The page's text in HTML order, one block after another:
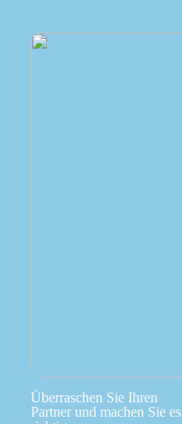
Überraschen Sie Ihren
Partner und machen Sie es